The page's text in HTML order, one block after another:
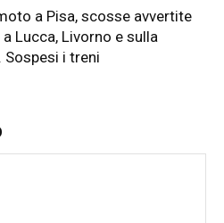
a Pisa, scosse avvertite
a Lucca, Livorno e sulla
Sospesi i treni